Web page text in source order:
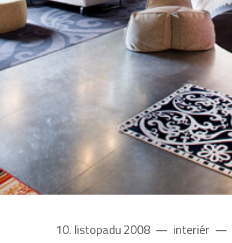
10. listopadu 2008 –– interiér ––